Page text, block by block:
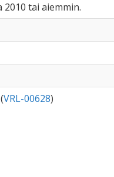
2010 tai aiemmin.
VRL-00628)